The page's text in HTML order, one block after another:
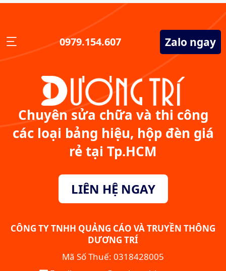
0979.154.607 Zalo ngay
Chuyên sửa chữa và thi công
các loại bảng hiệu, hộp đèn giá
rẻ tại Tp.HCM
LIÊN HỆ NGAY
CÔNG TY TNHH QUẢNG CÁO VÀ TRUYỀN THÔNG
DƯƠNG TRÍ
Mã Số Thuế: 0318428005